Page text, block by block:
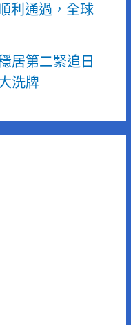
利通過，全球
居第二緊追日
洗牌